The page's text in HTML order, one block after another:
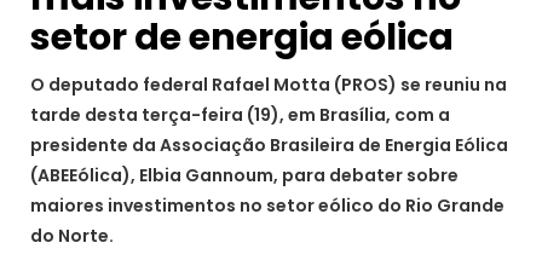
setor de energia eólica
O deputado federal Rafael Motta (PROS) se reuniu na
tarde desta terça-feira (19), em Brasília, com a
presidente da Associação Brasileira de Energia Eólica
(ABEEólica), Elbia Gannoum, para debater sobre
maiores investimentos no setor eólico do Rio Grande
do Norte.